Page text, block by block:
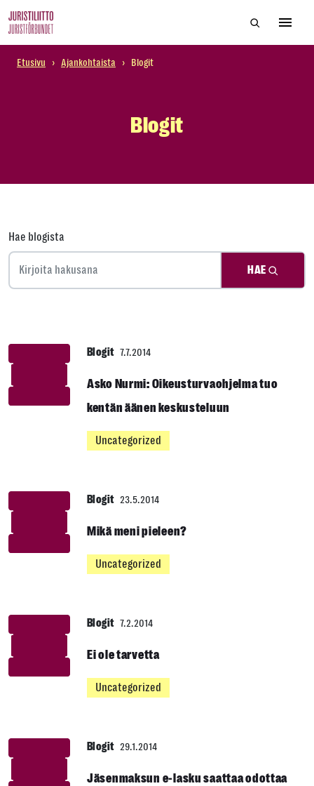
to
content
Hae
Etusivu › Ajankohtaista › Blogit
Blogit
Hae blogista
HAE
Blogit 7.7.2014
Asko Nurmi: Oikeusturvaohjelma tuo
kentän äänen keskusteluun
Uncategorized
Blogit 23.5.2014
Mikä meni pieleen?
Uncategorized
Blogit 7.2.2014
Ei ole tarvetta
Uncategorized
Blogit 29.1.2014
Jäsenmaksun e-lasku saattaa odottaa